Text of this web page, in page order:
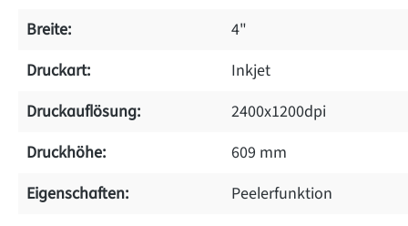
Breite:
4"
Druckart:
Inkjet
Druckauflösung:
2400x1200dpi
Druckhöhe:
609 mm
Eigenschaften:
Peelerfunktion